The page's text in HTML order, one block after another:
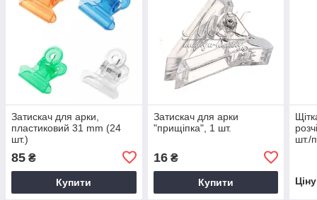
Затискач для арки,
пластиковий 31 mm (24
шт.)
85 ₴
Купити
Затискач для арки
"прищіпка", 1 шт.
16₴
Купити
шт./